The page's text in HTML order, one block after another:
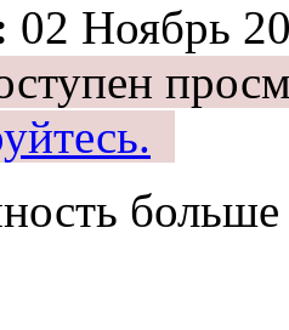
02 Ноябрь